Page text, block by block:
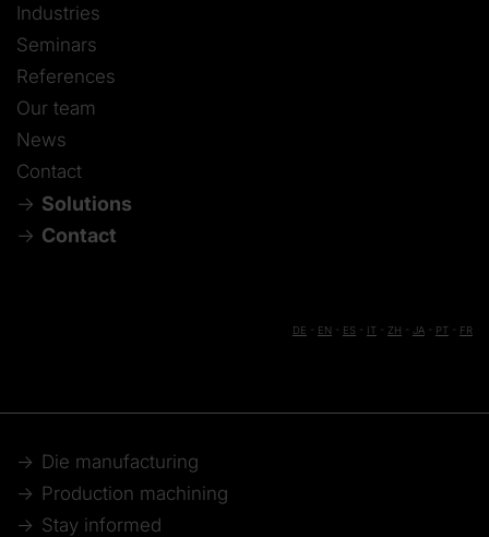
Industries
Seminars
References
Our team
News
Contact
Solutions
Contact
DE EN ES IT ZH JA PT FR
Die manufacturing
Production machining
Stay informed